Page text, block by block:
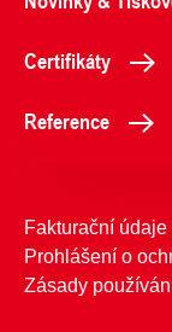
Certifikáty
Reference
Fakturační údaje
Prohlášení o
Zásady